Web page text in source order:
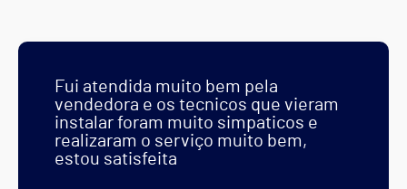
Fui atendida muito bem pela
vendedora e os tecnicos que vieram
instalar foram muito simpaticos e
realizaram o serviço muito bem,
estou satisfeita